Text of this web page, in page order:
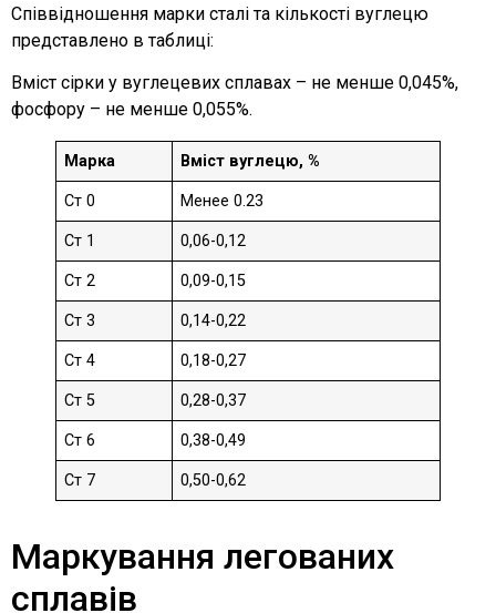
Співвідношення марки сталі та кількості вуглецю
представлено в таблиці:
Вміст сірки у вуглецевих сплавах – не менше 0,045%,
фосфору – не менше 0,055%.
Марка Вміст вуглецю, %
Ст 0 Менее 0.23
Ст 1 0,06-0,12
Ст 2 0,09-0,15
Ст 3 0,14-0,22
Ст 4 0,18-0,27
Ст 5 0,28-0,37
Ст 6 0,38-0,49
Ст 7 0,50-0,62
Маркування легованих
сплавів